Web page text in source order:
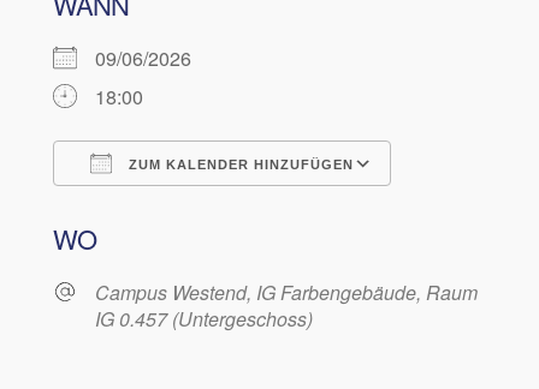
09/06/2026
18:00
ZUM KALENDER HINZUFÜGEN
WO
Campus Westend, IG Farbengebäude, Raum
IG 0.457 (Untergeschoss)